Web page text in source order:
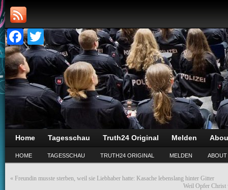
Facebook
Twitter
Home Tagesschau Truth24 Original Melden
HOME TAGESSCHAU TRUTH24 ORIGINAL MELDEN ABOUT
« Freundin musste sterben, weil sie Liebhaber hatte: Kasache lebenslang hinter Gitter
Weil Opfer Christ